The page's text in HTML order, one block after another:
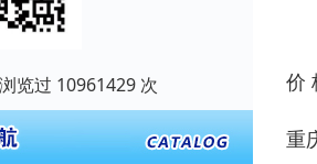
览过 10961429 次 价
重